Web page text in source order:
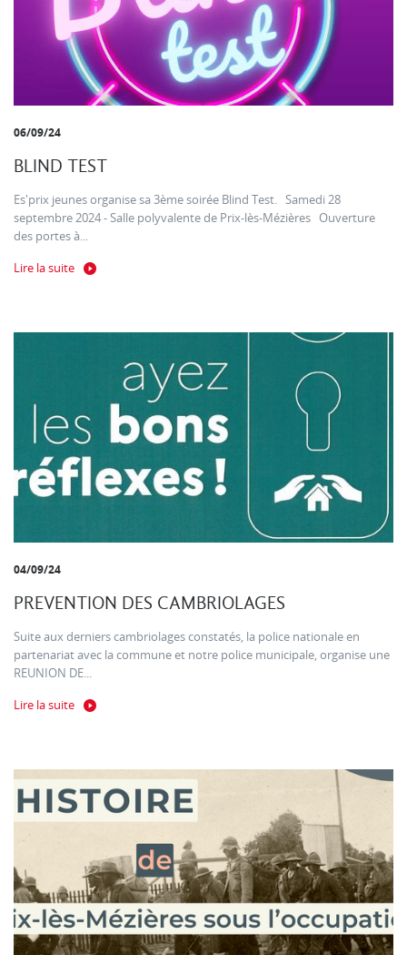
06/09/24
BLIND TEST
Es'prix jeunes organise sa 3ème soirée Blind Test. Samedi 28
septembre 2024 - Salle polyvalente de Prix-lès-Mézières Ouverture
des portes à...
Lire la suite
04/09/24
PREVENTION DES CAMBRIOLAGES
Suite aux derniers cambriolages constatés, la police nationale en
partenariat avec la commune et notre police municipale, organise une
REUNION DE...
Lire la suite